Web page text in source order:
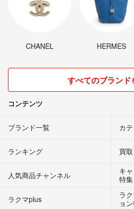
CHANEL HERMES
すべてのブランド
コンテンツ
ブランド一覧 カ
ランキング 買
人気商品チャンネル
キ
特集
ラクマplus
ラ
ョ